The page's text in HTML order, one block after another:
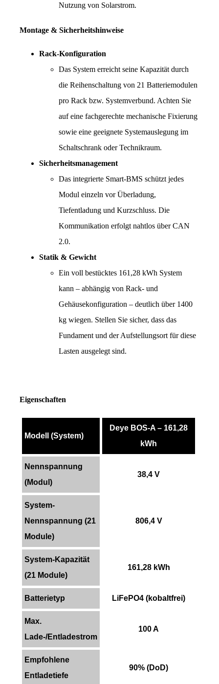
Nutzung von Solarstrom.
Montage & Sicherheitshinweise
Rack-Konfiguration
Das System erreicht seine Kapazität durch
die Reihenschaltung von 21 Batteriemodulen
pro Rack bzw. Systemverbund. Achten Sie
auf eine fachgerechte mechanische Fixierung
sowie eine geeignete Systemauslegung im
Schaltschrank oder Technikraum.
Sicherheitsmanagement
Das integrierte Smart-BMS schützt jedes
Modul einzeln vor Überladung,
Tiefentladung und Kurzschluss. Die
Kommunikation erfolgt nahtlos über CAN
2.0.
Statik & Gewicht
Ein voll bestücktes 161,28 kWh System
kann – abhängig von Rack- und
Gehäusekonfiguration – deutlich über 1400
kg wiegen. Stellen Sie sicher, dass das
Fundament und der Aufstellungsort für diese
Lasten ausgelegt sind.
Eigenschaften
Modell (System)
Deye BOS-A – 161,28
kWh
Nennspannung
(Modul)
38,4 V
System-
Nennspannung (21
Module)
806,4 V
System-Kapazität
(21 Module)
161,28 kWh
Batterietyp LiFePO4 (kobaltfrei)
Max.
Lade-/Entladestrom
100 A
Empfohlene
Entladetiefe
90% (DoD)